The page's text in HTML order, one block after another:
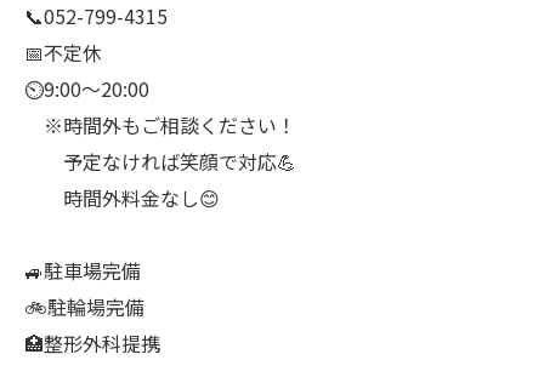
📞052-799-4315
📅不定休
⏲9:00～20:00
※時間外もご相談ください！
予定なければ笑顔で対応💪
時間外料金なし😊
🚙駐車場完備
🚲駐輪場完備
🏥整形外科提携